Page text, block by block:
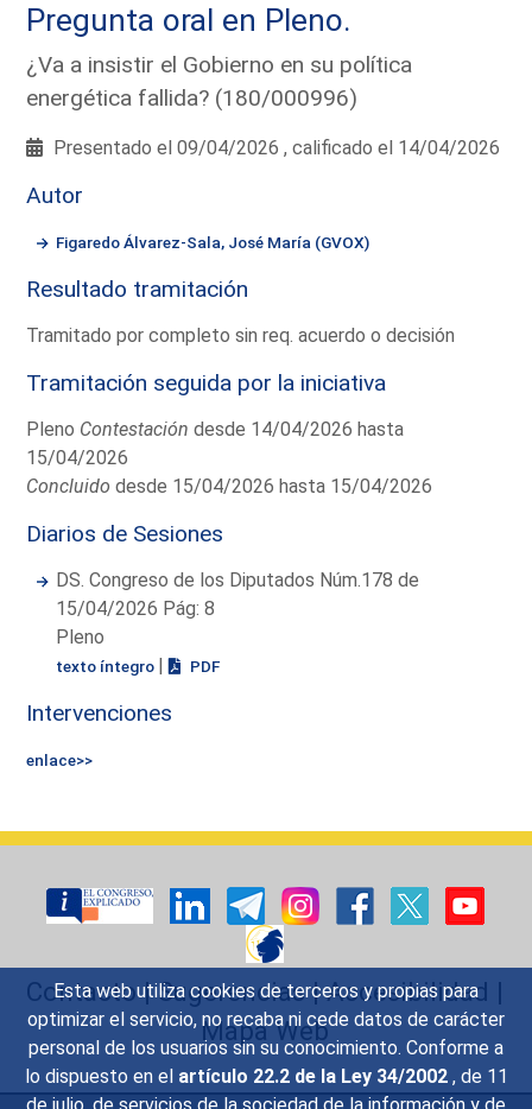
Esta web utiliza cookies de terceros y propias para
optimizar el servicio, no recaba ni cede datos de carácter
personal de los usuarios sin su conocimiento. Conforme a
lo dispuesto en el artículo 22.2 de la Ley 34/2002 , de 11
Pregunta oral en Pleno.
¿Va a insistir el Gobierno en su política
energética fallida? (180/000996)
Presentado el 09/04/2026 , calificado el 14/04/2026
Autor
Figaredo Álvarez-Sala, José María (GVOX)
Resultado tramitación
Tramitado por completo sin req. acuerdo o decisión
Tramitación seguida por la iniciativa
Pleno Contestación desde 14/04/2026 hasta
15/04/2026
Concluido desde 15/04/2026 hasta 15/04/2026
Diarios de Sesiones
DS. Congreso de los Diputados Núm.178 de
15/04/2026 Pág: 8
Pleno
texto íntegro | PDF
Intervenciones
enlace>>
Contacto|Sugerencias|Accesibilidad |
Mapa Web